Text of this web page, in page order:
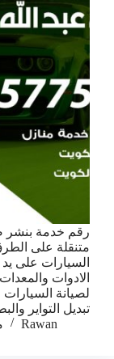
رقم خدمة بنشر
متنقلة على
السيارات على
الادوات
لصيانة السيارات
تبديل التواير
Rawan